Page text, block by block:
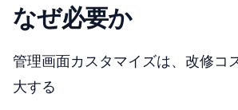
なぜ必要か
管理画面カスタマイズは、改修コ
大する